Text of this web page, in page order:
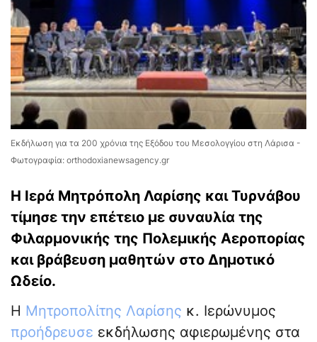
Εκδήλωση για τα 200 χρόνια της Εξόδου του Μεσολογγίου στη Λάρισα -
Φωτογραφία: orthodoxianewsagency.gr
Η Ιερά Μητρόπολη Λαρίσης και Τυρνάβου
τίμησε την επέτειο με συναυλία της
Φιλαρμονικής της Πολεμικής Αεροπορίας
και βράβευση μαθητών στο Δημοτικό
Ωδείο.
Η Μητροπολίτης Λαρίσης κ. Ιερώνυμος
προήδρευσε εκδήλωσης αφιερωμένης στα